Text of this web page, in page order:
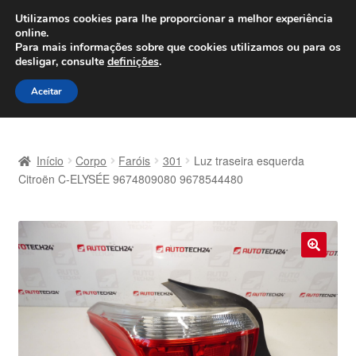
ENVIO a partir de 7 EUR
Seg-Sex, das 9h às 16h800 500 967
Ir
para
a
Saltar
para
o
Carrinho
Envio para todo o planeta
Início Corpo Faróis 301
Luz traseira esquerda
Citroën C-ELYSÉE 9674809080 9678544480
Utilizamos cookies para lhe proporcionar a melhor experiência
online.
Para mais informações sobre que cookies utilizamos ou para os
desligar, consulte definições.
Aceitar